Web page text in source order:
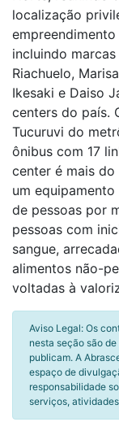
localização
incluindo
Riachuelo,
Ikesaki e Daiso
centers do país.
Tucuruvi do
ônibus com 17
center é mais
um
de pessoas por
pessoas com
sangue,
alimentos não-
voltadas à
Aviso Legal: Os
nesta seção são
publicam. A
espaço de
responsabilidade
serviços,